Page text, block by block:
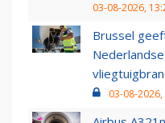
03-08-2026,
Brussel
03-08-2026,